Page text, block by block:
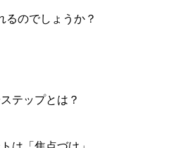
るのでしょうか？
テップとは？